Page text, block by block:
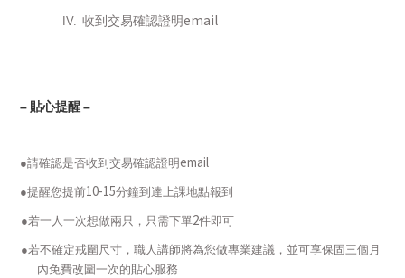
IV. 收到交易確認證明email
– 貼心提醒–
●請確認是否收到交易確認證明email
●提醒您提前10-15分鐘到達上課地點報到
●若一人一次想做兩只，只需下單2件即可
●若不確定戒圍尺寸，職人講師將為您做專業建議，並可享保固三個月
內免費改圍一次的貼心服務